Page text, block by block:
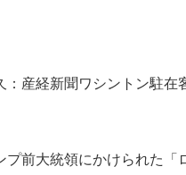
：産経新聞ワシントン駐在
プ前大統領にかけられた「